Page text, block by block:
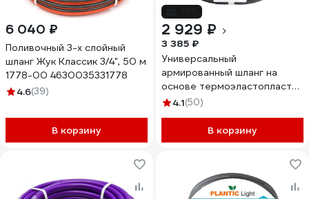
6 040 ₽
Поливочный 3-х слойный
шланг Жук Классик 3/4", 50 м
1778-00 4630035331778
4.6(39)
В корзину
2 929 ₽
3 385 ₽
Универсальный
армированный шланг на
основе термоэластопласта
Berginflex 3/4", 25 м TPE-S-
4.1(50)
В корзину